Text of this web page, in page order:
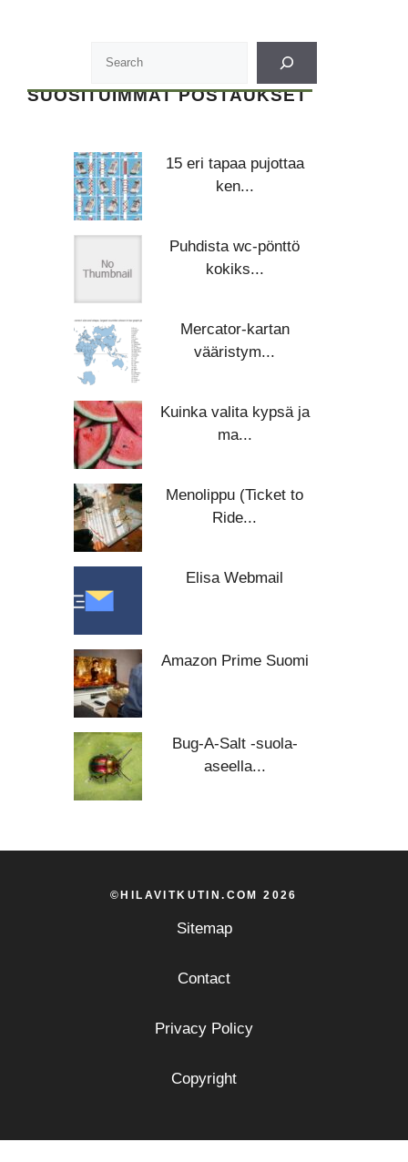
SUOSITUIMMAT POSTAUKSET
15 eri tapaa pujottaa
ken...
Puhdista wc-pönttö
kokiks...
Mercator-kartan
vääristym...
Kuinka valita kypsä ja
ma...
Menolippu (Ticket to
Ride...
Elisa Webmail
Amazon Prime Suomi
Bug-A-Salt -suola-
aseella...
©HILAVITKUTIN.COM 2026
Sitemap
Contact
Privacy Policy
Copyright